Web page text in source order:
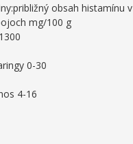
obsah histamínu v
mg/100 g
0-30
4-16